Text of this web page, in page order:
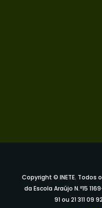
Copyright © INETE. Todos
da Escola Araújo N.º15
91 ou 21 311 09